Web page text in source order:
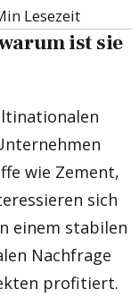
Lesezeit
ist sie
wie Zement,
sich
einem stabilen
Nachfrage
profitiert.